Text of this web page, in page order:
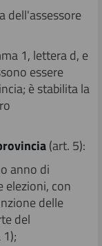
dell'assessore
1, lettera d, e
essere
è stabilita la
(art. 5):
anno di
elezioni, con
delle
del